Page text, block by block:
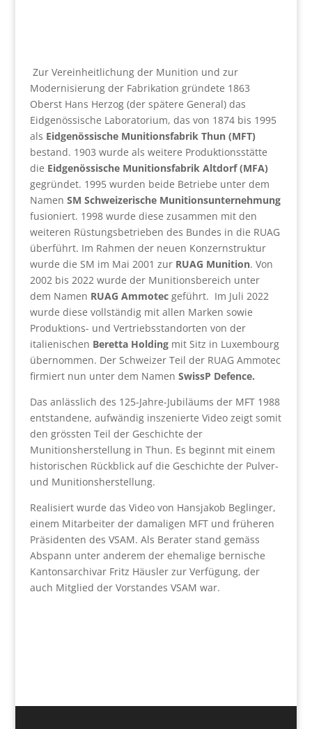
Zur Vereinheitlichung der Munition und zur
Modernisierung der Fabrikation gründete 1863
Oberst Hans Herzog (der spätere General) das
Eidgenössische Laboratorium, das von 1874 bis 1995
als Eidgenössische Munitionsfabrik Thun (MFT)
bestand. 1903 wurde als weitere Produktionsstätte
die Eidgenössische Munitionsfabrik Altdorf (MFA)
gegründet. 1995 wurden beide Betriebe unter dem
Namen SM Schweizerische Munitionsunternehmung
fusioniert. 1998 wurde diese zusammen mit den
weiteren Rüstungsbetrieben des Bundes in die RUAG
überführt. Im Rahmen der neuen Konzernstruktur
wurde die SM im Mai 2001 zur RUAG Munition. Von
2002 bis 2022 wurde der Munitionsbereich unter
dem Namen RUAG Ammotecgeführt. Im Juli 2022
wurde diese vollständig mit allen Marken sowie
Produktions- und Vertriebsstandorten von der
italienischen Beretta Holdingmit Sitz in Luxembourg
übernommen. Der Schweizer Teil der RUAG Ammotec
firmiert nun unter dem Namen SwissP Defence.
Das anlässlich des 125-Jahre-Jubiläums der MFT 1988
entstandene, aufwändig inszenierte Video zeigt somit
den grössten Teil der Geschichte der
Munitionsherstellung in Thun. Es beginnt mit einem
historischen Rückblick auf die Geschichte der Pulver-
und Munitionsherstellung.
Realisiert wurde das Video von Hansjakob Beglinger,
einem Mitarbeiter der damaligen MFT und früheren
Präsidenten des VSAM. Als Berater stand gemäss
Abspann unter anderem der ehemalige bernische
Kantonsarchivar Fritz Häusler zur Verfügung, der
auch Mitglied der Vorstandes VSAM war.